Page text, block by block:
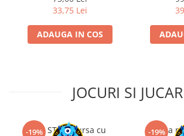
Magic The Gathering TCG
One Piece Card Game
Colectii Oficiale Topps si Panini si
Grand Archive TCG
Carti singles
33,75 Lei
ADAUGA IN COS
JOCURI SI
-19%Kit STEM Cursa cu
-19%
Trusa